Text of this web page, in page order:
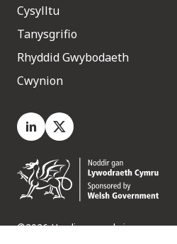
Cysylltu
Tanysgrifio
Rhyddid Gwybodaeth
Cwynion
LinkedIn
X.com
©2026 Hawliau a gedwir